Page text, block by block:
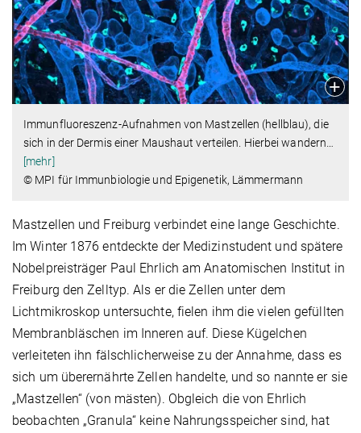
Immunfluoreszenz-Aufnahmen von Mastzellen (hellblau), die
sich in der Dermis einer Maushaut verteilen. Hierbei wandern
[mehr]
© MPI für Immunbiologie und Epigenetik, Lämmermann
Mastzellen und Freiburg verbindet eine lange Geschichte.
Im Winter 1876 entdeckte der Medizinstudent und spätere
Nobelpreisträger Paul Ehrlich am Anatomischen Institut in
Freiburg den Zelltyp. Als er die Zellen unter dem
Lichtmikroskop untersuchte, fielen ihm die vielen gefüllten
Membranbläschen im Inneren auf. Diese Kügelchen
verleiteten ihn fälschlicherweise zu der Annahme, dass es
sich um überernährte Zellen handelte, und so nannte er sie
„Mastzellen“ (von mästen). Obgleich die von Ehrlich
beobachten „Granula“ keine Nahrungsspeicher sind, hat